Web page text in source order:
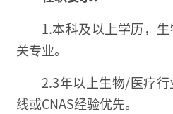
1.本科及以上学历，
关专业。
2.3年以上生物/医疗
线或CNAS经验优先。